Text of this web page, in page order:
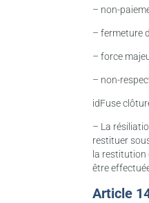
– non-
– fermeture
– force
– non-
idFuse
– La
restituer
la restitution
être
Article